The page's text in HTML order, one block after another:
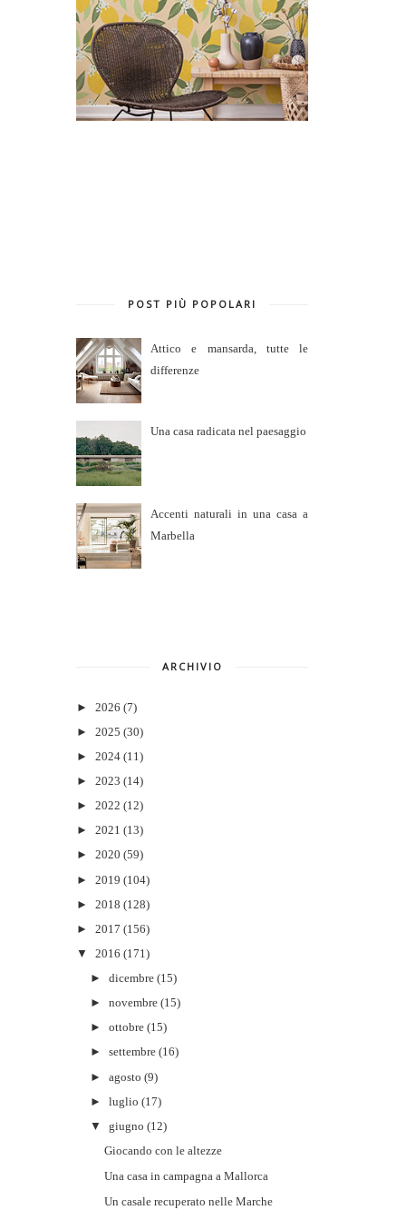
POST PIÙ POPOLARI
Attico e mansarda, tutte le
differenze
Una casa radicata nel paesaggio
Accenti naturali in una casa a
Marbella
ARCHIVIO
► 2026 (7)
► 2025 (30)
► 2024 (11)
► 2023 (14)
► 2022 (12)
► 2021 (13)
► 2020 (59)
► 2019 (104)
► 2018 (128)
► 2017 (156)
▼
2016 (171)
►dicembre (15)
►novembre (15)
►ottobre (15)
►settembre (16)
►agosto (9)
►luglio (17)
▼
giugno (12)
Giocando con le altezze
Una casa in campagna a Mallorca
Un casale recuperato nelle Marche